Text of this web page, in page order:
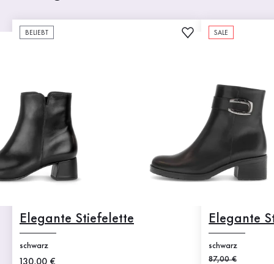
BELIEBT
Elegante Stiefelette
schwarz
SALE
Elegante
schwarz
Alter Preis
87,00 €